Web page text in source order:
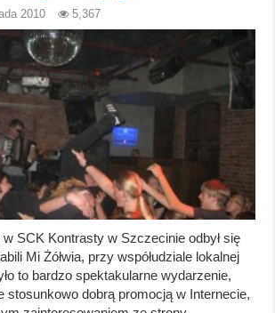
2010 5,367
SCK Kontrasty w Szczecinie odbył się
Mi Żółwia, przy współudziale lokalnej
to bardzo spektakularne wydarzenie,
stosunkowo dobrą promocją w Internecie,